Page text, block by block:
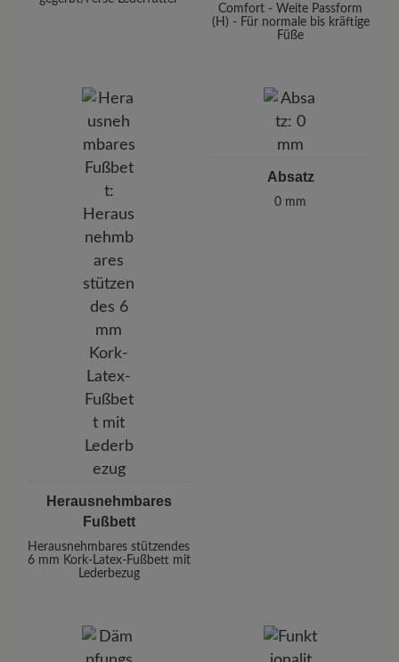
Comfort - Weite Passform
(H) - Für normale bis kräftige
Füße
Herausnehmbares
Fußbett
Herausnehmbares stützendes
6 mm Kork-Latex-Fußbett mit
Lederbezug
Absatz
0 mm